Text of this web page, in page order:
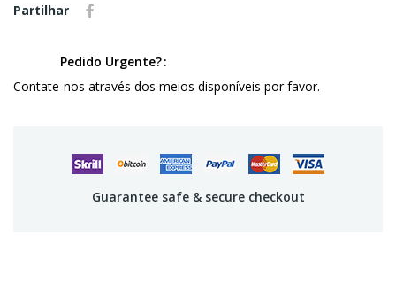
Partilhar
Pedido Urgente?
Contate-nos através dos meios disponíveis por favor.
Guarantee safe & secure checkout